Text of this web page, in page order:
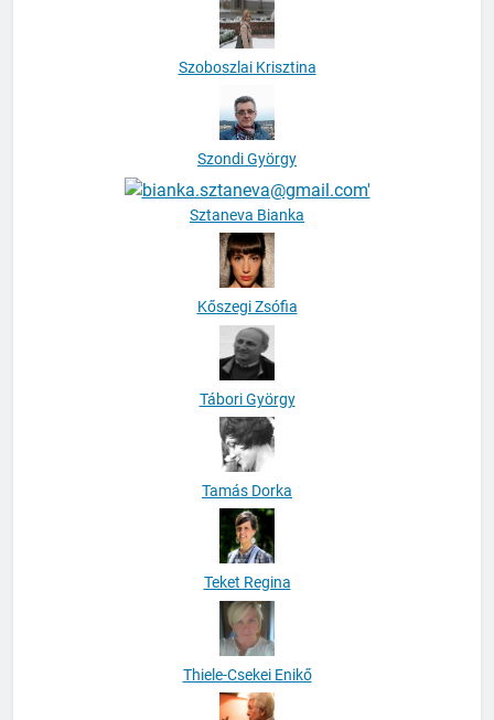
Szoboszlai Krisztina
Szondi György
Kőszegi Zsófia
Tábori György
Tamás Dorka
Teket Regina
Thiele-Csekei Enikő